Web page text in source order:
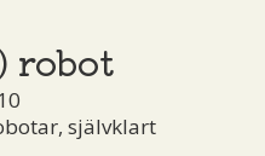
robot
självklart